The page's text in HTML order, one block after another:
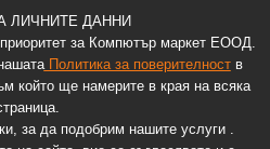
ЛИЧНИТЕ ДАННИ
за Компютър маркет ЕООД.
Политика за поверителноств
който ще намерите в края на всяка
за да подобрим нашите услуги .